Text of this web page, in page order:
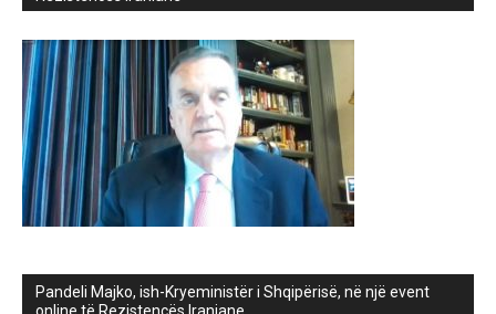
Pandeli Majko, ish-Kryeministër i Shqipërisë, në një event